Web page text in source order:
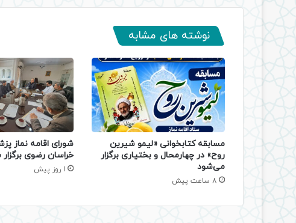
نوشته های مشابه
مسابقه کتابخوانی «لیمو شیرین
روح» در چهارمحال و بختیاری برگزار
می‌شود
8 ساعت پیش
شورای اقامه نماز
خراسان رضوی
1 روز پیش